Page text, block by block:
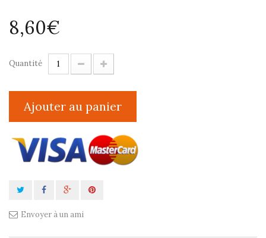
8,60€
Quantité
Ajouter au panier
Envoyer à un ami